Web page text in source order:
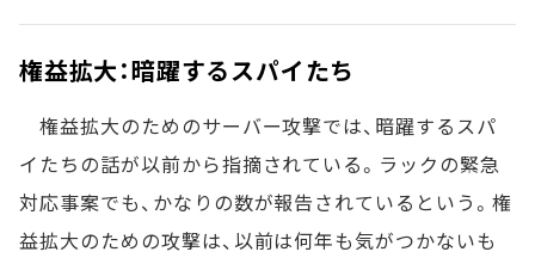
権益拡大：暗躍するスパイたち
権益拡大のためのサーバー攻撃では、暗躍するスパ
イたちの話が以前から指摘されている。ラックの緊急
対応事案でも、かなりの数が報告されているという。権
益拡大のための攻撃は、以前は何年も気がつかないも